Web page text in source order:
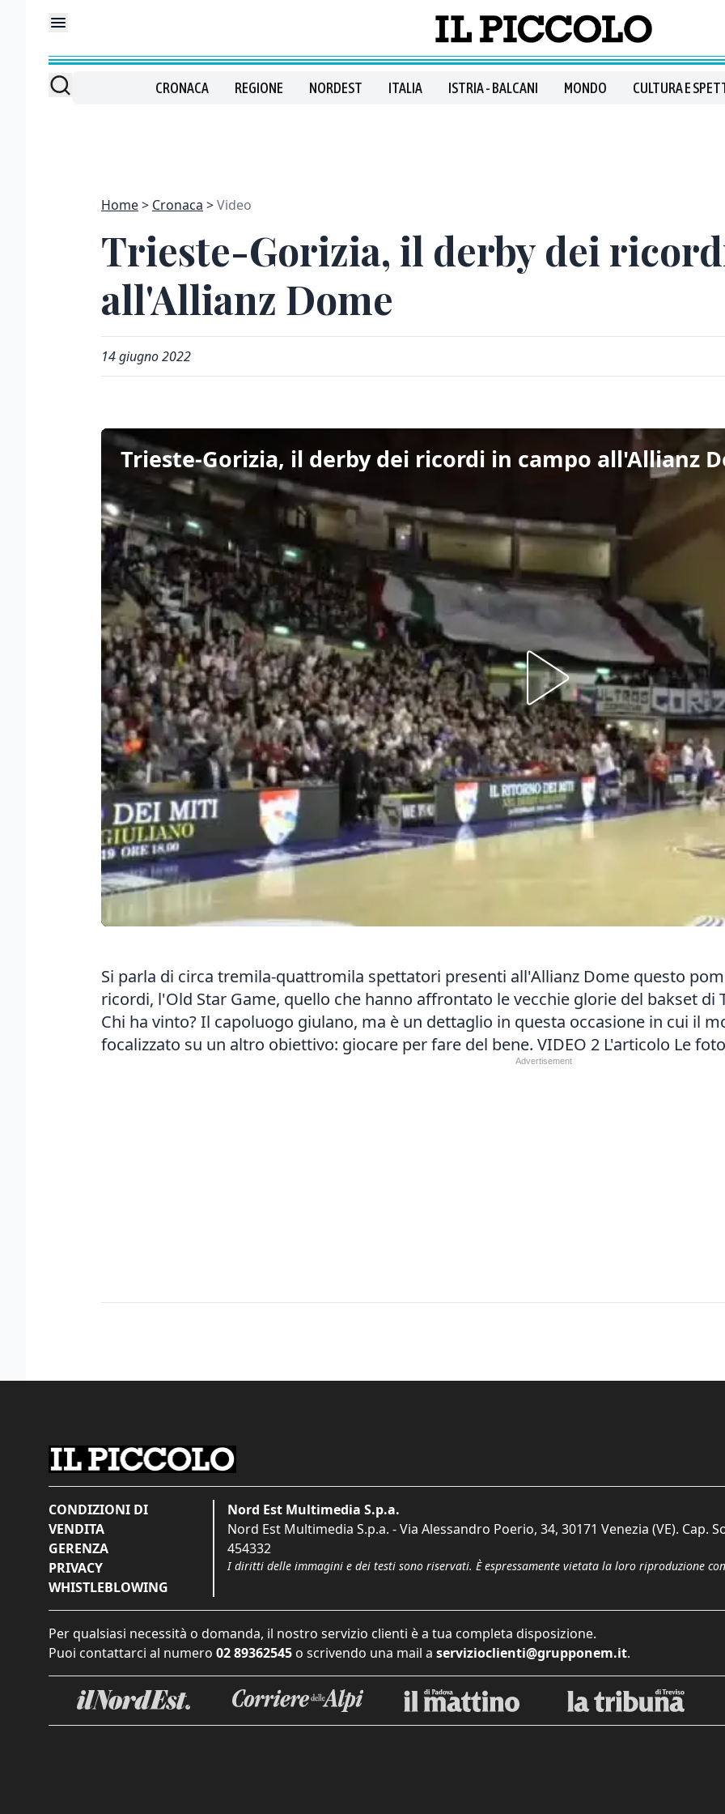
CRONACA REGIONE NORDEST ITALIA ISTRIA - BALCANI MONDO CULTURA E
Home Cronaca Video
Trieste-Gorizia, il derby dei
all'Allianz Dome
14 giugno 2022
Trieste-Gorizia, il derby dei ricordi in campo all'Allianz
Si parla di circa tremila-quattromila spettatori presenti all'Allianz Dome questo
ricordi, l'Old Star Game, quello che hanno affrontato le vecchie glorie del bakset di
Chi ha vinto? Il capoluogo giulano, ma è un dettaglio in questa occasione in cui il
focalizzato su un altro obiettivo: giocare per fare del bene. VIDEO 2 L'articolo Le foto
CONDIZIONI DI
VENDITA
GERENZA
PRIVACY
WHISTLEBLOWING
Nord Est Multimedia S.p.a.
Nord Est Multimedia S.p.a. - Via Alessandro Poerio, 34, 30171 Venezia (VE). Cap.
454332
I diritti delle immagini e dei testi sono riservati. È espressamente vietata la loro riproduzione
Per qualsiasi necessità o domanda, il nostro servizio clienti è a tua completa disposizione.
Puoi contattarci al numero 02 89362545 o scrivendo una mail a servizioclienti@grupponem.it.